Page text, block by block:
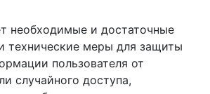
необходимые и достаточные
технические меры для защиты
пользователя от
случайного доступа,